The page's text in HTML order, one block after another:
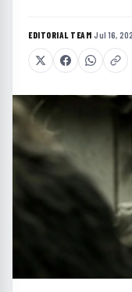
EDITORIAL TEAM·Jul 16,